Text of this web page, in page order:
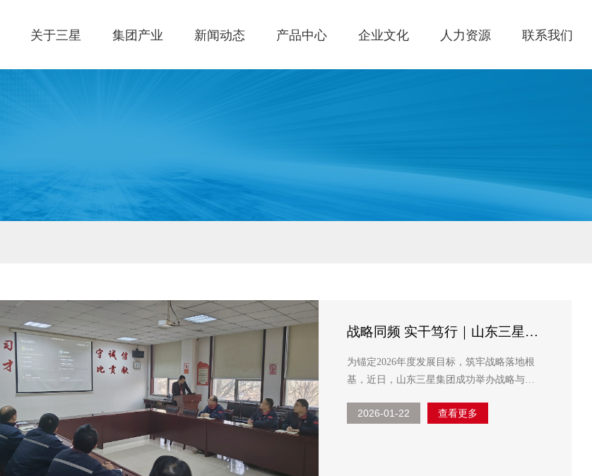
关于三星 集团产业 新闻动态 产品中心 企业文化 人力资源 联系我们
战略同频 实干笃行｜山东三星集
效
为锚定2026年度发展目标，筑牢战略落地根
基，近日，山东三星集团成功举办战略与达
标推演”为核心主题，为企业高质量发展注入
2026-01-22 查看更多